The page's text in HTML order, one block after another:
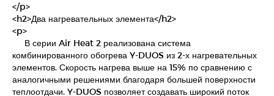
</p>
<h2>Два нагревательных элемента</h2>
<p>
В серии Air Heat 2 реализована система
комбинированного обогрева Y-DUOS из 2-х нагревательных
элементов. Скорость нагрева выше на 15% по сравнению с
аналогичными решениями благодаря большей поверхности
теплоотдачи. Y-DUOS позволяет создавать широкий поток